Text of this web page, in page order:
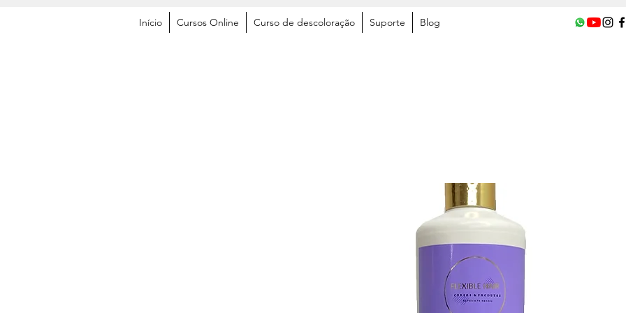
Início Cursos Online Curso de descoloração Suporte Blog